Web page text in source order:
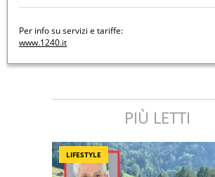
Per info su servizi e tariffe:
www.1240.it
PIÙ LETTI
LIFESTYLE